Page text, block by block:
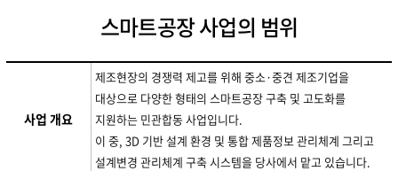
스마트공장 사업의 범위
사업 개요
제조현장의 경쟁력 제고를 위해 중소·중견 제조기업을
대상으로 다양한 형태의 스마트공장 구축 및 고도화를
지원하는 민관합동 사업입니다.
이 중, 3D 기반 설계 환경 및 통합 제품정보 관리체계 그리고
설계변경 관리체계 구축 시스템을 당사에서 맡고 있습니다.